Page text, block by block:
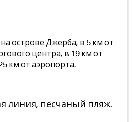
острове Джерба, в 5 км от
центра, в 19 км от
км от аэропорта.
линия, песчаный пляж.